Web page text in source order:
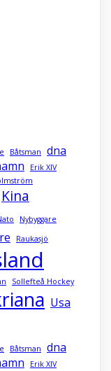
Båtsman dna
Erik XIV
Kina
Nybyggare
Raukasjö
Sollefteå Hockey
Usa
Båtsman dna
Erik XIV